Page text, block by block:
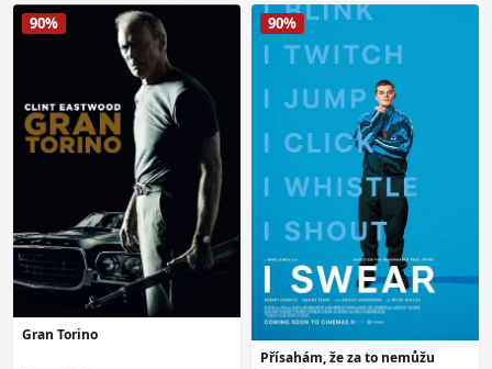
90%
Gran Torino
90%
Přísahám, že za to nemůžu